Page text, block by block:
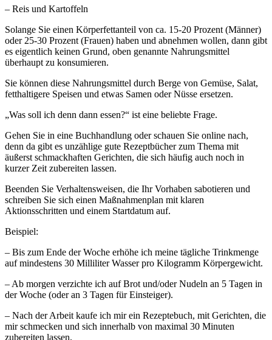
– Reis und Kartoffeln
Solange Sie einen Körperfettanteil von ca. 15-20 Prozent (Männer)
oder 25-30 Prozent (Frauen) haben und abnehmen wollen, dann gibt
es eigentlich keinen Grund, oben genannte Nahrungsmittel
überhaupt zu konsumieren.
Sie können diese Nahrungsmittel durch Berge von Gemüse, Salat,
fetthaltigere Speisen und etwas Samen oder Nüsse ersetzen.
„Was soll ich denn dann essen?“ ist eine beliebte Frage.
Gehen Sie in eine Buchhandlung oder schauen Sie online nach,
denn da gibt es unzählige gute Rezeptbücher zum Thema mit
äußerst schmackhaften Gerichten, die sich häufig auch noch in
kurzer Zeit zubereiten lassen.
Beenden Sie Verhaltensweisen, die Ihr Vorhaben sabotieren und
schreiben Sie sich einen Maßnahmenplan mit klaren
Aktionsschritten und einem Startdatum auf.
Beispiel:
– Bis zum Ende der Woche erhöhe ich meine tägliche Trinkmenge
auf mindestens 30 Milliliter Wasser pro Kilogramm Körpergewicht.
– Ab morgen verzichte ich auf Brot und/oder Nudeln an 5 Tagen in
der Woche (oder an 3 Tagen für Einsteiger).
– Nach der Arbeit kaufe ich mir ein Rezeptebuch, mit Gerichten, die
mir schmecken und sich innerhalb von maximal 30 Minuten
zubereiten lassen.